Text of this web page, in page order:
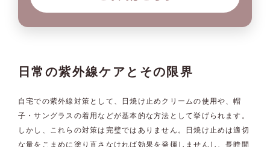
日常の紫外線ケアとその限界
自宅での紫外線対策として、日焼け止めクリームの使用や、帽
子・サングラスの着用などが基本的な方法として挙げられます。
しかし、これらの対策は完璧ではありません。日焼け止めは適切
な量をこまめに塗り直さなければ効果を発揮しませんし、長時間